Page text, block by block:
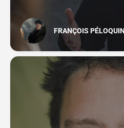
FRANÇOIS PÉLOQUIN